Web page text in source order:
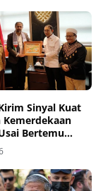
Sinyal Kuat
Kemerdekaan
Bertemu
Kemenbud